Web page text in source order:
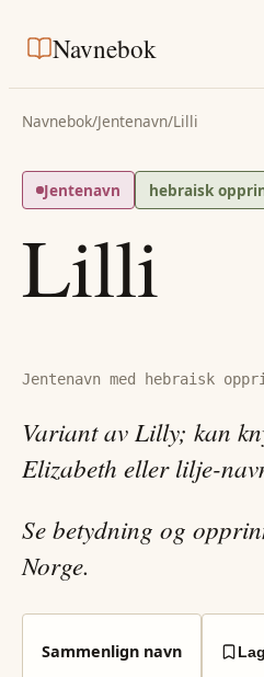
Navnebok
Navnebok/Jentenavn/Lilli
Jentenavn hebraisk
Lilli
Jentenavn med hebraisk
Variant av Lilly; kan
Elizabeth eller lilje-
Se betydning og
Norge.
Sammenlign navn